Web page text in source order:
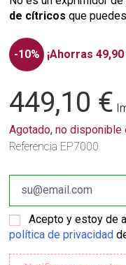
de cítricos que
-10% ¡Ahorras 49,90
449,10 €
Agotado, no
Referencia EP7000
Acepto y estoy de
política de privacidad